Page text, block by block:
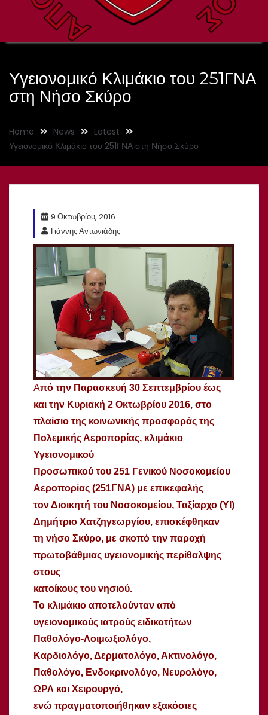
Υγειονομικό Κλιμάκιο του 251ΓΝΑ
στη Νήσο Σκύρο
Home News
Latest
Υγειονομικό Κλιμάκιο του 251ΓΝΑ στη Νήσο Σκύρο
9 Οκτωβρίου, 2016
Γιάννης Αντωνιάδης
Από την Παρασκευή 30 Σεπτεμβρίου έως
και την Κυριακή 2 Οκτωβρίου 2016, στο
πλαίσιο της κοινωνικής προσφοράς της
Πολεμικής Αεροπορίας, κλιμάκιο
Υγειονομικού
Προσωπικού του 251 Γενικού Νοσοκομείου
Αεροπορίας (251ΓΝΑ) με επικεφαλής
τον Διοικητή του Νοσοκομείου, Ταξίαρχο (ΥΙ)
Δημήτριο Χατζηγεωργίου, επισκέφθηκαν
τη νήσο Σκύρο, με σκοπό την παροχή
πρωτοβάθμιας υγειονομικής περίθαλψης
στους
κατοίκους του νησιού.
Το κλιμάκιο αποτελούνταν από
υγειονομικούς ιατρούς ειδικοτήτων
Παθολόγο-Λοιμωξιολόγο,
Καρδιολόγο, Δερματολόγο, Ακτινολόγο,
Παθολόγο, Ενδοκρινολόγο, Νευρολόγο,
ΩΡΛ και Χειρουργό,
ενώ πραγματοποιήθηκαν εξακόσιες